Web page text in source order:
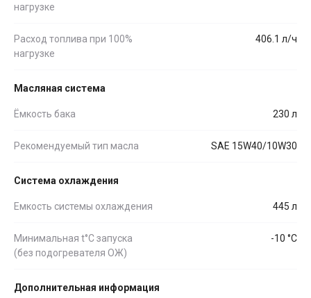
нагрузке
Расход топлива при 100%
нагрузке
406.1 л/ч
Масляная система
Ёмкость бака 230 л
Рекомендуемый тип масла SAE 15W40/10W30
Система охлаждения
Емкость системы охлаждения 445 л
Минимальная t°С запуска
(без подогревателя ОЖ)
-10 °С
Дополнительная информация